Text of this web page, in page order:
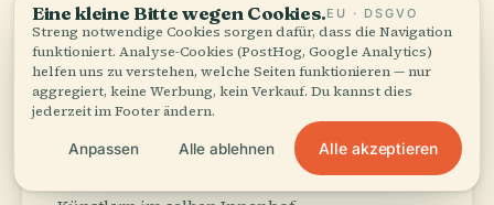
Pierre Lods
Gründete 1951 die Malschule von Poto-Poto
Lods gab Straßenkindern Pinsel in die Hand und
sagte ihnen, sie sollten ihre Stadt malen. Heute
hängen ihre Leinwände in Galerien in Paris,
doch rohe Originale bekommen Sie noch
immer zum Preis eines Abendessens von
Eine kleine Bitte wegen Cookies.EU · DSGVO
Streng notwendige Cookies sorgen dafür, dass die Navigation
funktioniert. Analyse-Cookies (PostHog, Google Analytics)
helfen uns zu verstehen, welche Seiten funktionieren — nur
aggregiert, keine Werbung, kein Verkauf. Du kannst dies
jederzeit im Footer ändern.
Anpassen Alle ablehnen Alle akzeptieren